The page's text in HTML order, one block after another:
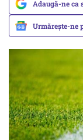
Adaugă-ne ca
Urmărește-ne